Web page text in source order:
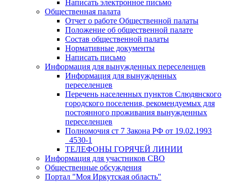
Написать электронное письмо
Общественная палата
Отчет о работе Общественной палаты
Положение об общественной палате
Состав общественной палаты
Нормативные документы
Написать письмо
Информация для вынужденных переселенцев
Информация для вынужденных
переселенцев
Перечень населенных пунктов Слюдянского
городского поселения, рекомендуемых для
постоянного проживания вынужденных
переселенцев
Полномочия ст 7 Закона РФ от 19.02.1993
_4530-1
ТЕЛЕФОНЫ ГОРЯЧЕЙ ЛИНИИ
Информация для участников СВО
Общественные обсуждения
Портал "Моя Иркутская область"